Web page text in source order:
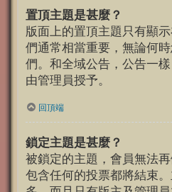
置頂主題是甚麼？
版面上的置頂主題只有顯
們通常相當重要，無論何
們。和全域公告，公告一
由管理員授予。
回頂端
鎖定主題是甚麼？
被鎖定的主題，會員無法
包含任何的投票都將結束